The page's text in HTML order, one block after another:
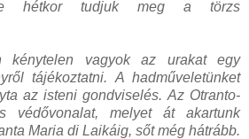
hétkor tudjuk meg a törzs
kénytelen vagyok az urakat egy
tájékoztatni. A hadműveletünket
az isteni gondviselés. Az Otranto-
védővonalat, melyet át akartunk
Maria di Laikáig, sőt még hátrább.